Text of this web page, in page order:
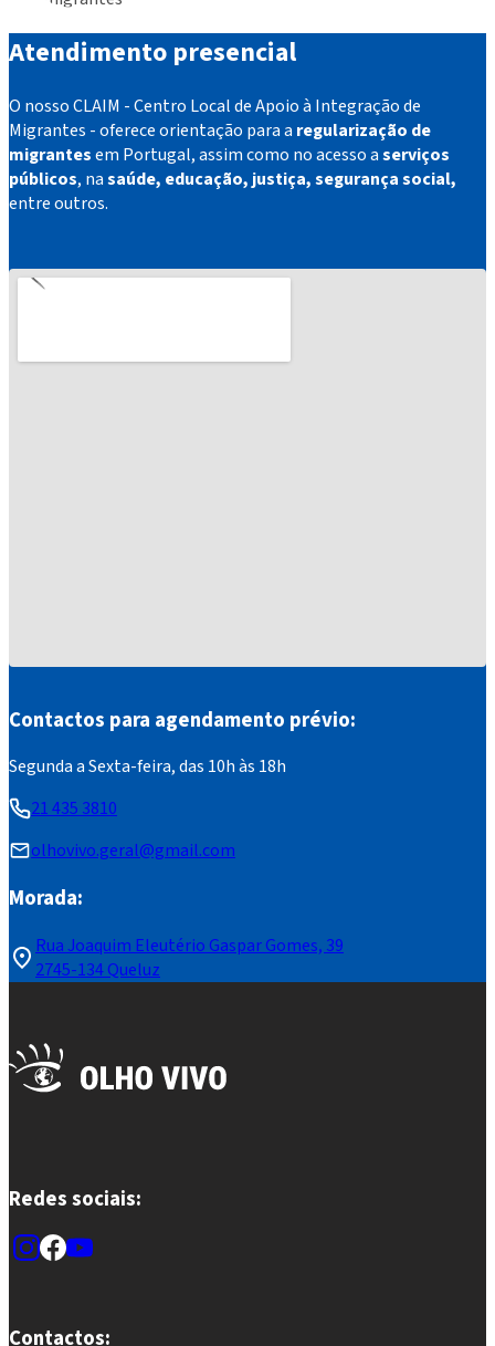
Atendimento presencial
O nosso CLAIM - Centro Local de Apoio à Integração de
Migrantes - oferece orientação para a regularização de
migrantesem Portugal, assim como no acesso aserviços
públicos, nasaúde, educação, justiça, segurança social,
entre outros.
Contactos para agendamento prévio:
Segunda a Sexta-feira, das 10h às 18h
21 435 3810
olhovivo.geral@gmail.com
Morada:
Rua Joaquim Eleutério Gaspar Gomes, 39
2745-134 Queluz
Redes sociais:
Contactos: